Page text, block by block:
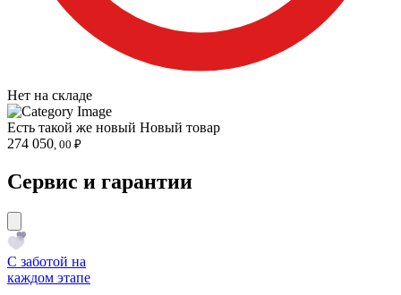
Нет на складе
Есть такой же новый Новый товар
274 050, 00 ₽
Сервис и гарантии
С заботой на
каждом этапе